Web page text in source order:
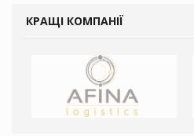
КРАЩІ КОМПАНІЇ